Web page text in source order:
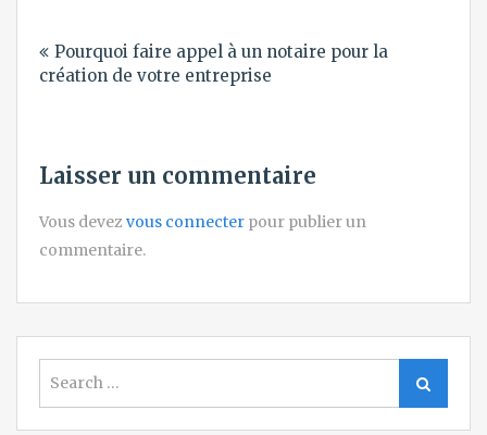
dePourquoi faire appel à un notaire pour la
création de votre entreprise
Laisser un commentaire
Vous devezvous connecter pour publier un
commentaire.
for:
Search